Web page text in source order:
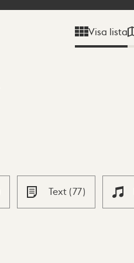
Visa lista
Text (77)